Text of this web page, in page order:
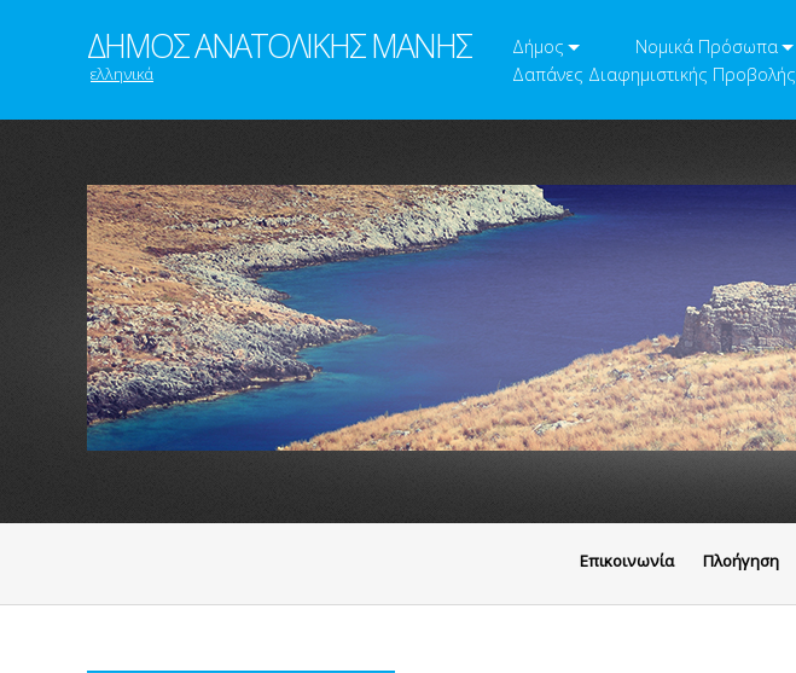
ΔΗΜΟΣ ΑΝΑΤΟΛΙΚΗΣ ΜΑΝΗΣ
ελληνικά
Δήμος Νομικά Πρόσωπα
Δαπάνες Διαφημιστικής Προβολής
Eπικοινωνία Πλοήγηση